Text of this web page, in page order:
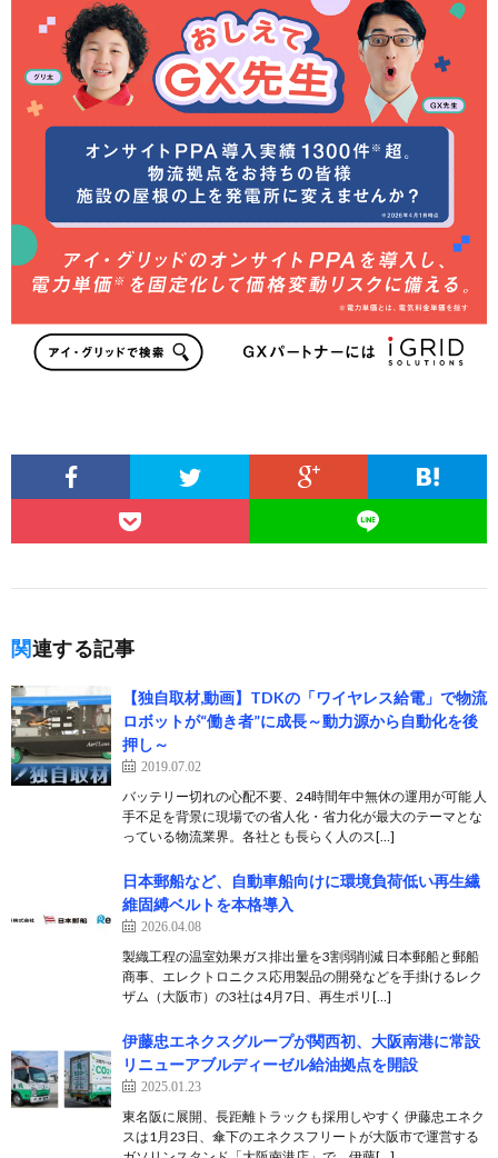
関連する記事
【独自取材,動画】TDKの「ワイヤレス給電」で物流
ロボットが“働き者”に成長～動力源から自動化を後
押し～
2019.07.02
バッテリー切れの心配不要、24時間年中無休の運用が可能 人
手不足を背景に現場での省人化・省力化が最大のテーマとな
っている物流業界。各社とも長らく人のス[…]
日本郵船など、自動車船向けに環境負荷低い再生繊
維固縛ベルトを本格導入
2026.04.08
製織工程の温室効果ガス排出量を3割弱削減 日本郵船と郵船
商事、エレクトロニクス応用製品の開発などを手掛けるレク
ザム（大阪市）の3社は4月7日、再生ポリ[…]
伊藤忠エネクスグループが関西初、大阪南港に常設
リニューアブルディーゼル給油拠点を開設
2025.01.23
東名阪に展開、長距離トラックも採用しやすく 伊藤忠エネク
スは1月23日、傘下のエネクスフリートが大阪市で運営する